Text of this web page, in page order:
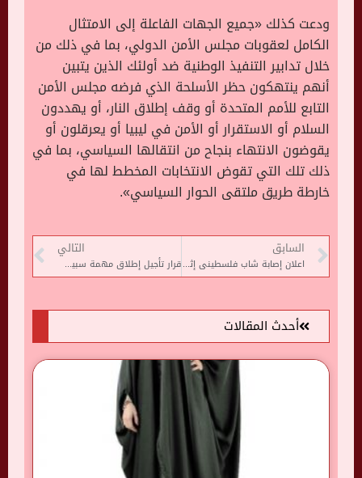
ودعت كذلك «جميع الجهات الفاعلة إلى الامتثال
الكامل لعقوبات مجلس الأمن الدولي، بما في ذلك من
خلال تدابير التنفيذ الوطنية ضد أولئك الذين يتبين
أنهم ينتهكون حظر الأسلحة الذي فرضه مجلس الأمن
التابع للأمم المتحدة أو وقف إطلاق النار، أو يهددون
السلام أو الاستقرار أو الأمن في ليبيا أو يعرقلون أو
يقوضون الانتهاء بنجاح من انتقالها السياسي، بما في
ذلك تلك التي تقوض الانتخابات المخطط لها في
خارطة طريق ملتقى الحوار السياسي».
السابق
اعلان إصابة شاب فلسطينى إثر دهسه من قبل مستوطن إسرائيلى فى القدس
التالي
قرار تأجيل إطلاق مهمة سبيس إكس Inspiration4 ليوم واحد
أحدث المقالات